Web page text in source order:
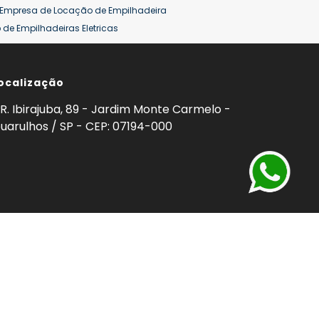
Empresa de Locação de Empilhadeira
Empilhadeiras Eletricas
de Empilhadeiras
Empilhadeira Hyster
ton Venda Empilhadeiras 25 ton
R. Ibirajuba, 89 - Jardim Monte Carmelo -
/ SP - CEP: 07194-000